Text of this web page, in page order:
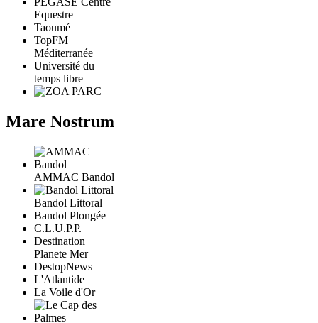
Equestre
Taoumé
TopFM
Méditerranée
Université du
temps libre
Mare Nostrum
AMMAC Bandol
Bandol Littoral
Bandol Plongée
C.L.U.P.P.
Destination
Planete Mer
DestopNews
L'Atlantide
La Voile d'Or